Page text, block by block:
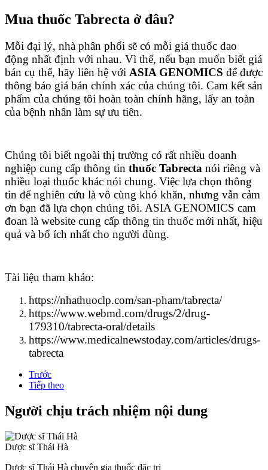
Mua thuốc Tabrecta ở đâu?
Mỗi đại lý, nhà phân phối sẽ có mỗi giá thuốc dao
động nhất định với nhau. Vì thế, nếu bạn muốn biết giá
bán cụ thể, hãy liên hệ với ASIA GENOMICS để được
thông báo giá bán chính xác của chúng tôi. Cam kết sản
phẩm của chúng tôi hoàn toàn chính hãng, lấy an toàn
của bệnh nhân làm sự ưu tiên.
Chúng tôi biết ngoài thị trường có rất nhiều doanh
nghiệp cung cấp thông tin thuốc Tabrecta nói riêng và
nhiều loại thuốc khác nói chung. Việc lựa chọn thông
tin để nghiên cứu là vô cùng khó khăn, nhưng vẫn cảm
ơn bạn đã lựa chọn chúng tôi. ASIA GENOMICS cam
đoan là website cung cấp thông tin thuốc mới nhất, hiệu
quả và bổ ích nhất cho người dùng.
Tài liệu tham khảo:
https://nhathuoclp.com/san-pham/tabrecta/
https://www.webmd.com/drugs/2/drug-
179310/tabrecta-oral/details
https://www.medicalnewstoday.com/articles/drugs-
tabrecta
Trước
Tiếp theo
Người chịu trách nhiệm nội dung
Dược sĩ Thái Hà
Dược sĩ Thái Hà chuyên gia thuốc đặc trị